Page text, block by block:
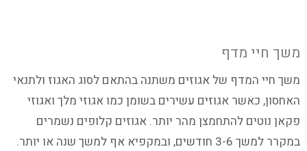
משך חיי מדף
משך חיי המדף של אגוזים משתנה בהתאם לסוג האגוז ולתנאי
האחסון, כאשר אגוזים עשירים בשומן כמו אגוזי מלך ואגוזי
פקאן נוטים להתחמצן מהר יותר. אגוזים קלופים נשמרים
במקרר למשך 3-6 חודשים, ובמקפיא אף למשך שנה או יותר.